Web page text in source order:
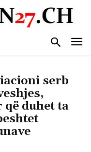
serb
që duhet ta